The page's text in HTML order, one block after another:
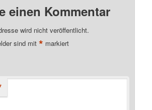
einen Kommentar
wird nicht veröffentlicht.
sind mit* markiert